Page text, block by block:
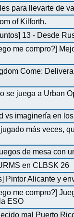
para llevarte de
of Kilforth.
13 - Desde
me compro?]
Come:
se juega a Urban
vs imaginería en
más veces,
de mesa con
en CLBSK 26
] Pintor Alicante y
me compro?]
ESO
mal Puerto